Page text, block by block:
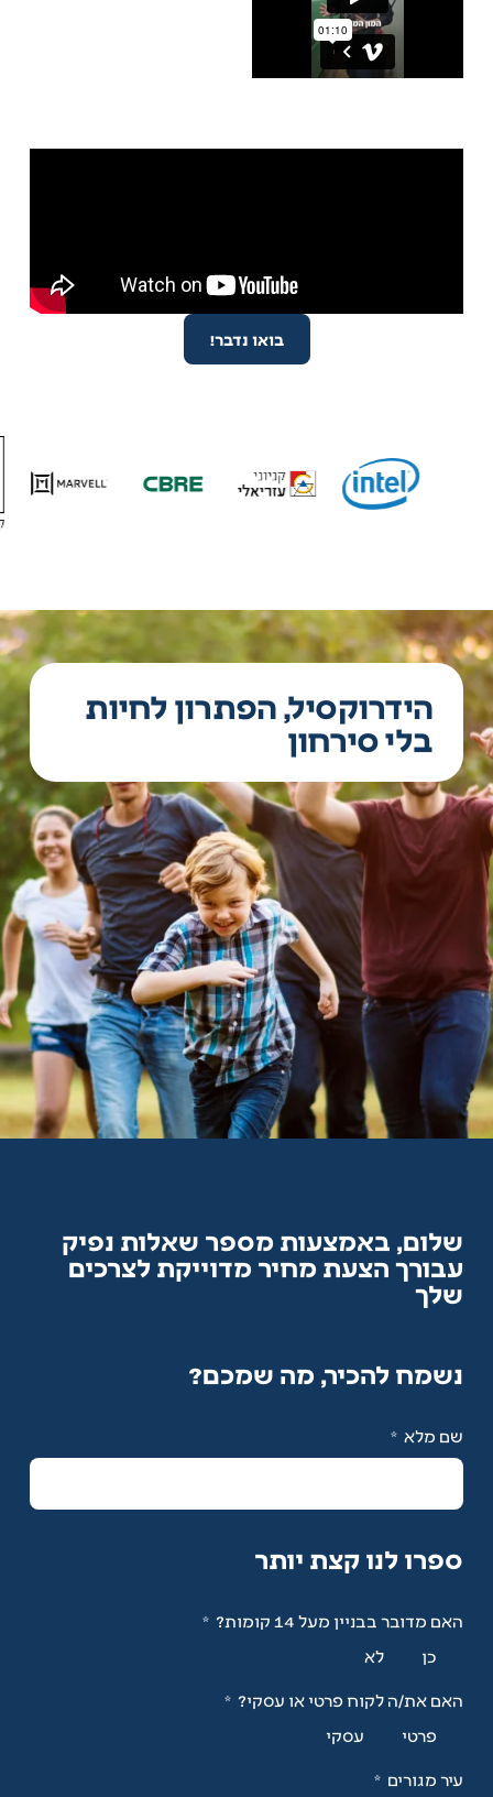
בואו נדבר!
הידרוקסיל, הפתרון לחיות
בלי סירחון
שלום, באמצעות מספר שאלות נפיק
עבורך הצעת מחיר מדוייקת לצרכים
שלך
נשמח להכיר, מה שמכם?
שם מלא
ספרו לנו קצת יותר
האם מדובר בבניין מעל 14 קומות?
כן
לא
האם את/ה לקוח פרטי או עסקי?
פרטי
עסקי
עיר מגורים